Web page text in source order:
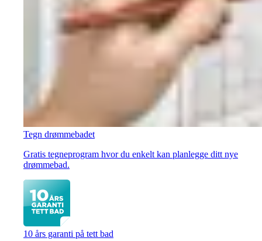
Tegn drømmebadet
Gratis tegneprogram hvor du enkelt kan planlegge ditt nye
drømmebad.
10 års garanti på tett bad